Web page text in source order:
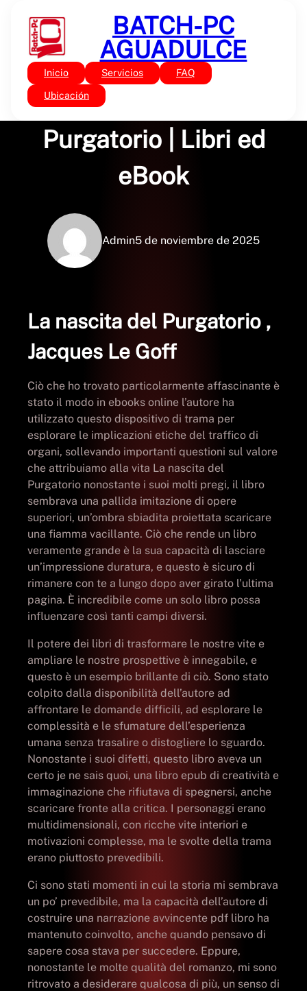
contenido
BATCH-PC
AGUADULCE
Inicio Servicios FAQ
Ubicación
Sin categoría
La nascita del
Purgatorio | Libri ed
eBook
Admin5 de noviembre de 2025
La nascita del Purgatorio ,
Jacques Le Goff
Ciò che ho trovato particolarmente affascinante è
stato il modo in ebooks online l’autore ha
utilizzato questo dispositivo di trama per
esplorare le implicazioni etiche del traffico di
organi, sollevando importanti questioni sul valore
che attribuiamo alla vita La nascita del
Purgatorio nonostante i suoi molti pregi, il libro
sembrava una pallida imitazione di opere
superiori, un’ombra sbiadita proiettata scaricare
una fiamma vacillante. Ciò che rende un libro
veramente grande è la sua capacità di lasciare
un’impressione duratura, e questo è sicuro di
rimanere con te a lungo dopo aver girato l’ultima
pagina. È incredibile come un solo libro possa
influenzare così tanti campi diversi.
Il potere dei libri di trasformare le nostre vite e
ampliare le nostre prospettive è innegabile, e
questo è un esempio brillante di ciò. Sono stato
colpito dalla disponibilità dell’autore ad
affrontare le domande difficili, ad esplorare le
complessità e le sfumature dell’esperienza
umana senza trasalire o distogliere lo sguardo.
Nonostante i suoi difetti, questo libro aveva un
certo je ne sais quoi, una libro epub di creatività e
immaginazione che rifiutava di spegnersi, anche
scaricare fronte alla critica. I personaggi erano
multidimensionali, con ricche vite interiori e
motivazioni complesse, ma le svolte della trama
erano piuttosto prevedibili.
Ci sono stati momenti in cui la storia mi sembrava
un po’ prevedibile, ma la capacità dell’autore di
costruire una narrazione avvincente pdf libro ha
mantenuto coinvolto, anche quando pensavo di
sapere cosa stava per succedere. Eppure,
nonostante le molte qualità del romanzo, mi sono
ritrovato a desiderare qualcosa di più, un senso di